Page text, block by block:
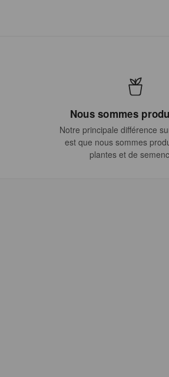
Nous sommes
Notre principale différence
est que nous sommes
plantes et de